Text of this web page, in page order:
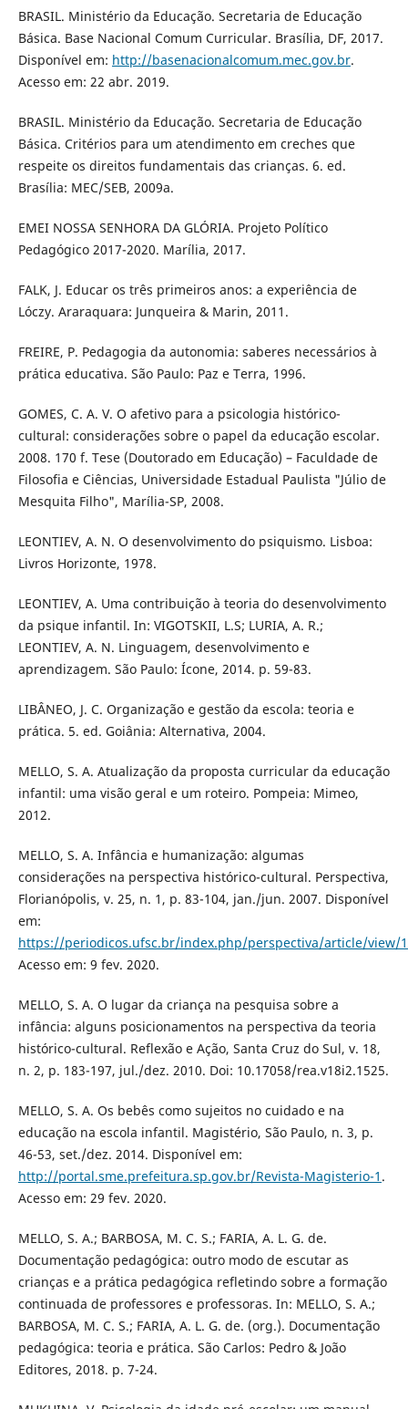
BRASIL. Ministério da Educação. Secretaria de Educação
Básica. Base Nacional Comum Curricular. Brasília, DF, 2017.
Disponível em: http://basenacionalcomum.mec.gov.br.
Acesso em: 22 abr. 2019.
BRASIL. Ministério da Educação. Secretaria de Educação
Básica. Critérios para um atendimento em creches que
respeite os direitos fundamentais das crianças. 6. ed.
Brasília: MEC/SEB, 2009a.
EMEI NOSSA SENHORA DA GLÓRIA. Projeto Político
Pedagógico 2017-2020. Marília, 2017.
FALK, J. Educar os três primeiros anos: a experiência de
Lóczy. Araraquara: Junqueira & Marin, 2011.
FREIRE, P. Pedagogia da autonomia: saberes necessários à
prática educativa. São Paulo: Paz e Terra, 1996.
GOMES, C. A. V. O afetivo para a psicologia histórico-
cultural: considerações sobre o papel da educação escolar.
2008. 170 f. Tese (Doutorado em Educação) – Faculdade de
Filosofia e Ciências, Universidade Estadual Paulista "Júlio de
Mesquita Filho", Marília-SP, 2008.
LEONTIEV, A. N. O desenvolvimento do psiquismo. Lisboa:
Livros Horizonte, 1978.
LEONTIEV, A. Uma contribuição à teoria do desenvolvimento
da psique infantil. In: VIGOTSKII, L.S; LURIA, A. R.;
LEONTIEV, A. N. Linguagem, desenvolvimento e
aprendizagem. São Paulo: Ícone, 2014. p. 59-83.
LIBÂNEO, J. C. Organização e gestão da escola: teoria e
prática. 5. ed. Goiânia: Alternativa, 2004.
MELLO, S. A. Atualização da proposta curricular da educação
infantil: uma visão geral e um roteiro. Pompeia: Mimeo,
2012.
MELLO, S. A. Infância e humanização: algumas
considerações na perspectiva histórico-cultural. Perspectiva,
Florianópolis, v. 25, n. 1, p. 83-104, jan./jun. 2007. Disponível
em:
https://periodicos.ufsc.br/index.php/perspectiva/article/view/
Acesso em: 9 fev. 2020.
MELLO, S. A. O lugar da criança na pesquisa sobre a
infância: alguns posicionamentos na perspectiva da teoria
histórico-cultural. Reflexão e Ação, Santa Cruz do Sul, v. 18,
n. 2, p. 183-197, jul./dez. 2010. Doi: 10.17058/rea.v18i2.1525.
MELLO, S. A. Os bebês como sujeitos no cuidado e na
educação na escola infantil. Magistério, São Paulo, n. 3, p.
46-53, set./dez. 2014. Disponível em:
http://portal.sme.prefeitura.sp.gov.br/Revista-Magisterio-1 .
Acesso em: 29 fev. 2020.
MELLO, S. A.; BARBOSA, M. C. S.; FARIA, A. L. G. de.
Documentação pedagógica: outro modo de escutar as
crianças e a prática pedagógica refletindo sobre a formação
continuada de professores e professoras. In: MELLO, S. A.;
BARBOSA, M. C. S.; FARIA, A. L. G. de. (org.). Documentação
pedagógica: teoria e prática. São Carlos: Pedro & João
Editores, 2018. p. 7-24.